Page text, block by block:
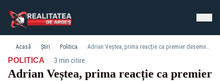
Acasă Știri Politica Adrian Veștea, prima reacție ca premier desemnat: „Datoria noastră este să fim acolo unde se decide viitorul României”
POLITICA· 3 min citire
Adrian Veștea, prima reacție ca premier